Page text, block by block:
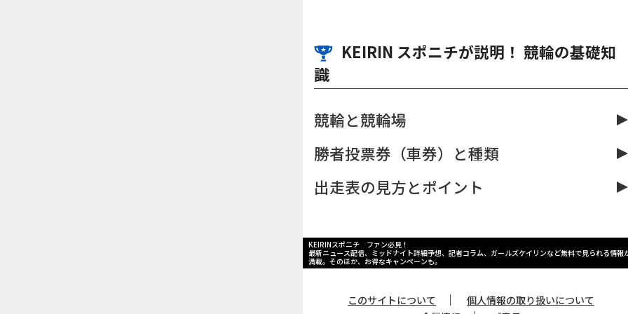
KEIRIN スポニチが説明！ 競輪の基礎知
識
競輪と競輪場
勝者投票券（車券）と種類
出走表の見方とポイント
KEIRINスポニチ ファン必見！
最新ニュース配信、ミッドナイト詳細予想、記者コラム、ガールズケイリンなど無料で見られる情報
満載。そのほか、お得なキャンペーンも。
このサイトについて ｜
個人情報の取り扱いについて